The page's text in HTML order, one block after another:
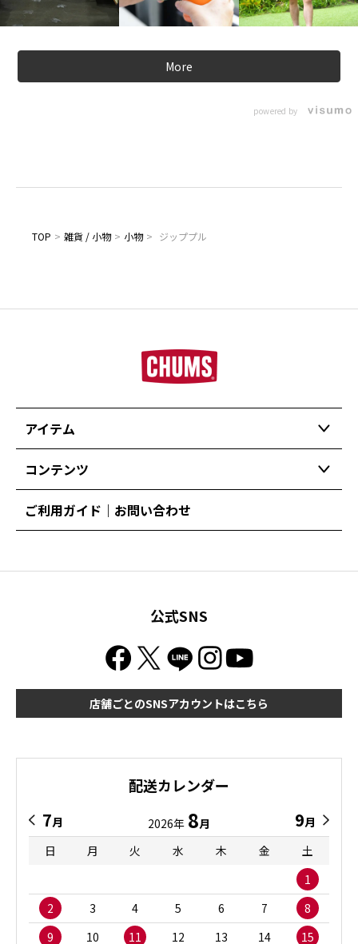
More
powered by
TOP > 雑貨 / 小物 > 小物 > ジッププル
アイテム
コンテンツ
ご利用ガイド｜お問い合わせ
公式SNS
店舗ごとのSNSアカウントはこちら
配送カレンダー
7月 2026年 8月 9月
日
月 火 水 木 金
土
1
2
3 4 5 6 7
8
9
10 11 12 13 14 15